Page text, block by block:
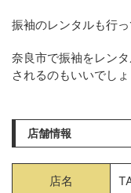
振袖のレンタルも行っ
奈良市で振袖をレン
されるのもいいでしょ
店舗情報
店名